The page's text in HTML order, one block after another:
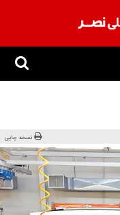
نسخه چاپی